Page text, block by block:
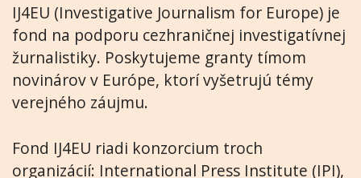
IJ4EU (Investigative Journalism for Europe) je
fond na podporu cezhraničnej investigatívnej
žurnalistiky. Poskytujeme granty tímom
novinárov v Európe, ktorí vyšetrujú témy
verejného záujmu.
Fond IJ4EU riadi konzorcium troch
organizácií: International Press Institute (IPI),